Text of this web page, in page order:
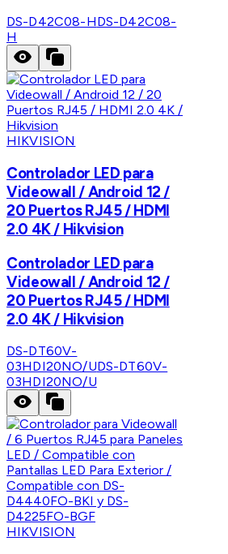
DS-D42C08-HDS-D42C08-
H
HIKVISION
Controlador LED para
Videowall / Android 12 /
20 Puertos RJ45 / HDMI
2.0 4K / Hikvision
Controlador LED para
Videowall / Android 12 /
20 Puertos RJ45 / HDMI
2.0 4K / Hikvision
DS-DT60V-
03HDI20NO/UDS-DT60V-
03HDI20NO/U
HIKVISION